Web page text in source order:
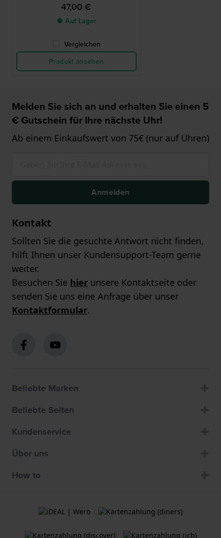
47,00 €
● Auf Lager
Vergleichen
Produkt ansehen
Melden Sie sich an und erhalten Sie einen 5
€ Gutschein für Ihre nächste Uhr!
Ab einem Einkaufswert von 75€ (nur auf Uhren)
Anmelden
Kontakt
Sollten Sie die gesuchte Antwort nicht finden,
hilft Ihnen unser Kundensupport-Team gerne
weiter.
Besuchen Sie hier unsere Kontaktseite oder
senden Sie uns eine Anfrage über unser
Kontaktformular.
Beliebte Marken
Beliebte Seiten
Kundenservice
Über uns
How to